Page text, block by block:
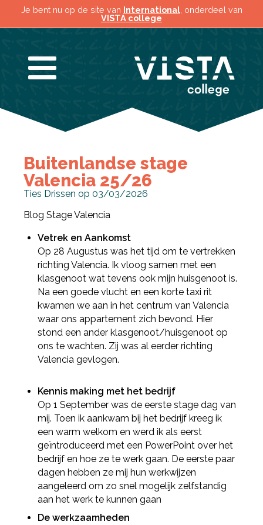
Je bent nu op de site van International, onderdeel van
VISTA college
Buitenlandse stage
Valencia 25/26
Ties Drissen op 03/03/2026
Blog Stage Valencia
Vetrek en Aankomst
Op 28 Augustus was het tijd om te vertrekken
richting Valencia. Ik vloog samen met een
klasgenoot wat tevens ook mijn huisgenoot is.
Na een goede vlucht en een korte taxi rit
kwamen we aan in het centrum van Valencia
waar ons appartement zich bevond. Hier
stond een ander klasgenoot/huisgenoot op
ons te wachten. Zij was al eerder richting
Valencia gevlogen.
Kennis making met het bedrijf
Op 1 September was de eerste stage dag van
mij. Toen ik aankwam bij het bedrijf kreeg ik
een warm welkom en werd ik als eerst
geïntroduceerd met een PowerPoint over het
bedrijf en hoe ze te werk gaan. De eerste paar
dagen hebben ze mij hun werkwijzen
aangeleerd om zo snel mogelijk zelfstandig
aan het werk te kunnen gaan
De werkzaamheden